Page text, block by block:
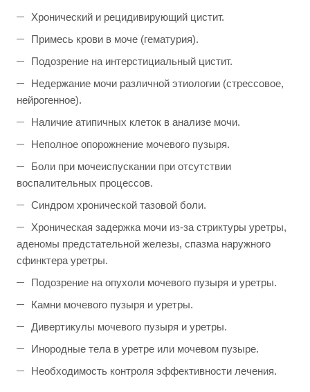
Хронический и рецидивирующий цистит.
Примесь крови в моче (гематурия).
Подозрение на интерстициальный цистит.
Недержание мочи различной этиологии (стрессовое,
нейрогенное).
Наличие атипичных клеток в анализе мочи.
Неполное опорожнение мочевого пузыря.
Боли при мочеиспускании при отсутствии
воспалительных процессов.
Синдром хронической тазовой боли.
Хроническая задержка мочи из-за стриктуры уретры,
аденомы предстательной железы, спазма наружного
сфинктера уретры.
Подозрение на опухоли мочевого пузыря и уретры.
Камни мочевого пузыря и уретры.
Дивертикулы мочевого пузыря и уретры.
Инородные тела в уретре или мочевом пузыре.
Необходимость контроля эффективности лечения.